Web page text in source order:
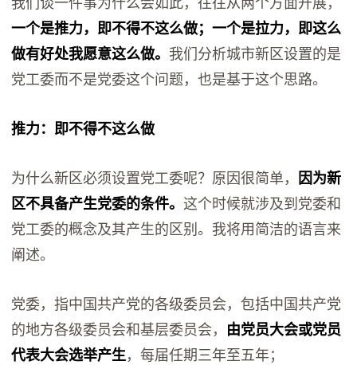
我们谈一件事为什么会如此，往往从两个方面开展，
一个是推力，即不得不这么做；一个是拉力，即这么
做有好处我愿意这么做。 我们分析城市新区设置的是
党工委而不是党委这个问题，也是基于这个思路。
推力：即不得不这么做
为什么新区必须设置党工委呢？原因很简单，
因为新
区不具备产生党委的条件。 这个时候就涉及到党委和
党工委的概念及其产生的区别。我将用简洁的语言来
阐述。
党委，指中国共产党的各级委员会，包括中国共产党
的地方各级委员会和基层委员会， 由党员大会或党员
代表大会选举产生，每届任期三年至五年；